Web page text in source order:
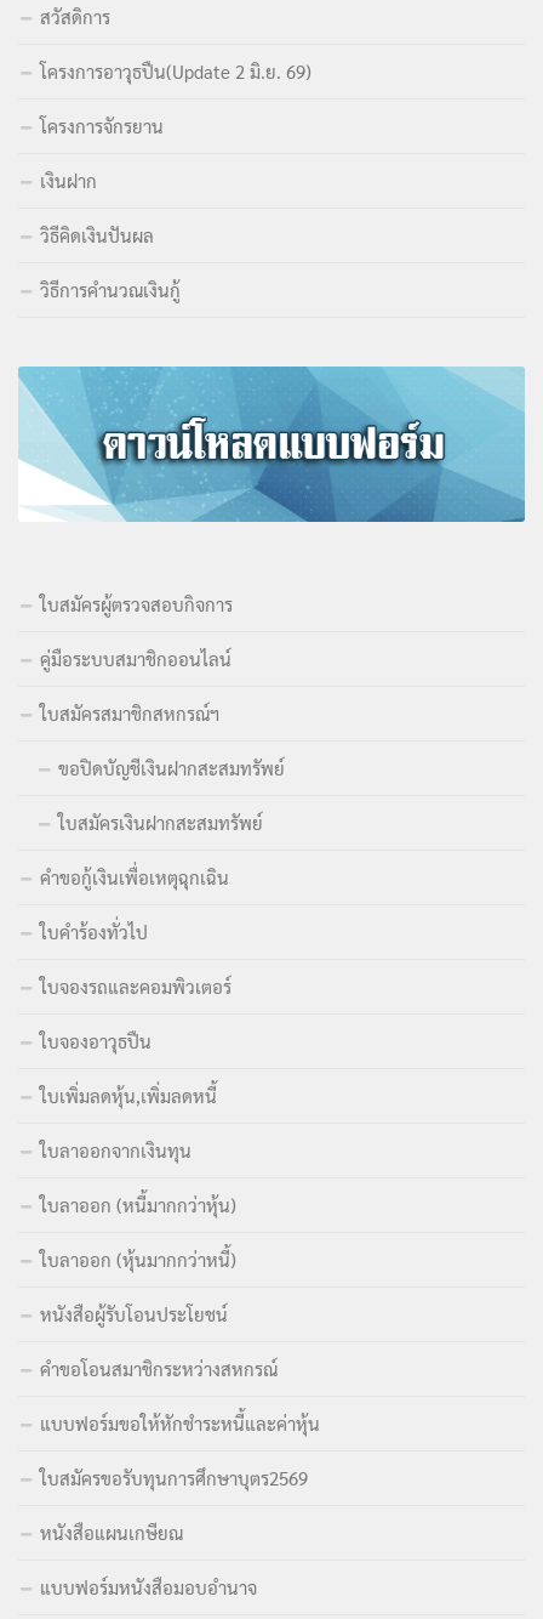
สวัสดิการ
โครงการอาวุธปืน(Update 2 มิ.ย. 69)
โครงการจักรยาน
เงินฝาก
วิธีคิดเงินปันผล
วิธีการคำนวณเงินกู้
ใบสมัครผู้ตรวจสอบกิจการ
คู่มือระบบสมาชิกออนไลน์
ใบสมัครสมาชิกสหกรณ์ฯ
ขอปิดบัญชีเงินฝากสะสมทรัพย์
ใบสมัครเงินฝากสะสมทรัพย์
คำขอกู้เงินเพื่อเหตุฉุกเฉิน
ใบคำร้องทั่วไป
ใบจองรถและคอมพิวเตอร์
ใบจองอาวุธปืน
ใบเพิ่มลดหุ้น,เพิ่มลดหนี้
ใบลาออกจากเงินทุน
ใบลาออก (หนี้มากกว่าหุ้น)
ใบลาออก (หุ้นมากกว่าหนี้)
หนังสือผู้รับโอนประโยชน์
คำขอโอนสมาชิกระหว่างสหกรณ์
แบบฟอร์มขอให้หักชำระหนี้และค่าหุ้น
ใบสมัครขอรับทุนการศึกษาบุตร2569
หนังสือแผนเกษียณ
แบบฟอร์มหนังสือมอบอำนาจ